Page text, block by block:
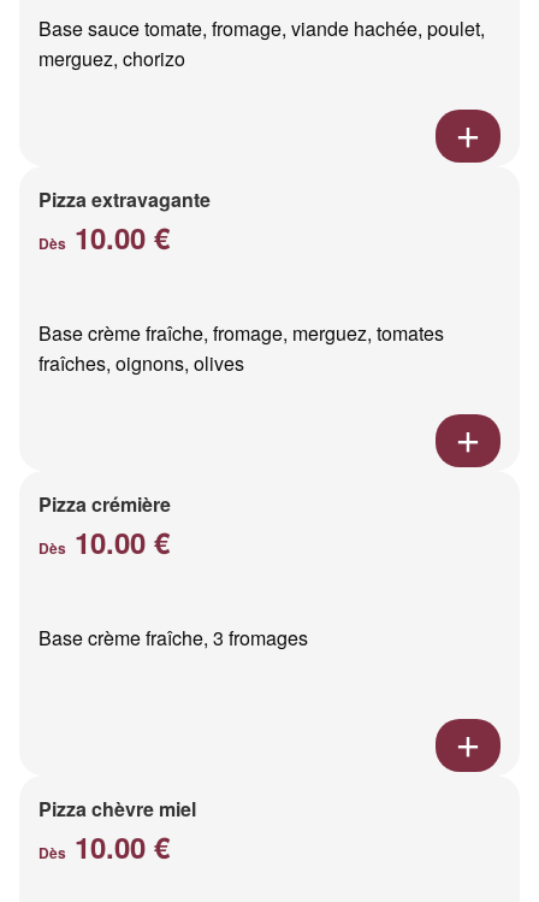
Base sauce tomate, fromage, viande hachée, poulet,
merguez, chorizo
Pizza extravagante
Dès 10.00 €
Base crème fraîche, fromage, merguez, tomates
fraîches, oignons, olives
Pizza crémière
Dès 10.00 €
Base crème fraîche, 3 fromages
Pizza chèvre miel
Dès 10.00 €